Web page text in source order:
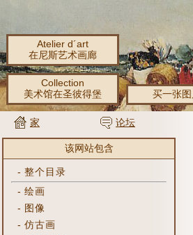
Atelier d´art
在尼斯艺术画廊
Collection
美术馆在圣彼得堡
买一张
家 论坛
该网站包含
-整个目录
-绘画
- 图像
-仿古画